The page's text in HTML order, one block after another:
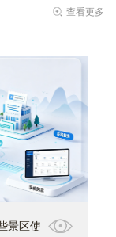
查看更多
景区使